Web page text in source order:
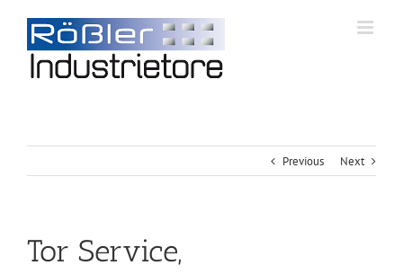
Previous Next
Tor Service,